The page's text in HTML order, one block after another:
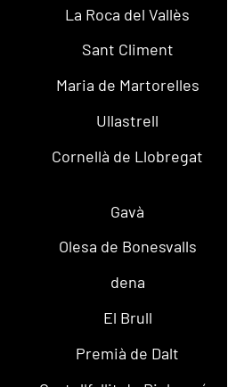
La Roca del Vallès
Sant Climent
Maria de Martorelles
Ullastrell
Cornellà de Llobregat
Gavà
Olesa de Bonesvalls
dena
El Brull
Premià de Dalt